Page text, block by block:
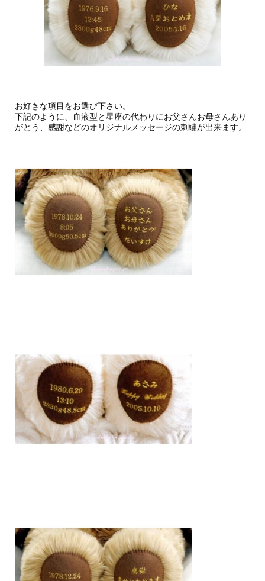
お好きな項目をお選び下さい。
下記のように、血液型と星座の代わりにお父さんお母さんあり
がとう、感謝などのオリジナルメッセージの刺繍が出来ます。